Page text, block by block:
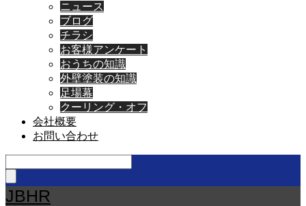
ニュース
ブログ
チラシ
お客様アンケート
おうちの知識
外壁塗装の知識
足場幕
クーリング・オフ
会社概要
お問い合わせ
JBHR